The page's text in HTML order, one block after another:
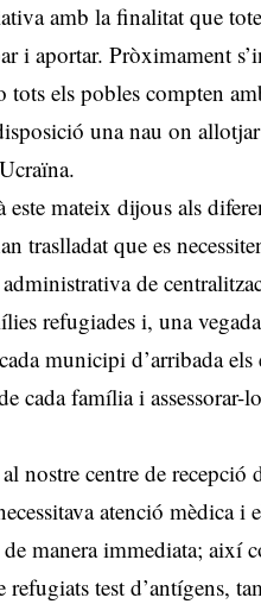
amb la finalitat que
i aportar. Pròximament
els pobles compten
una nau on
este mateix dijous als
traslladat que es
de
refugiades i, una
municipi d’arribada
cada família i assessorar-
nostre centre de recepció
atenció mèdica
manera immediata; així
test d’antígens,